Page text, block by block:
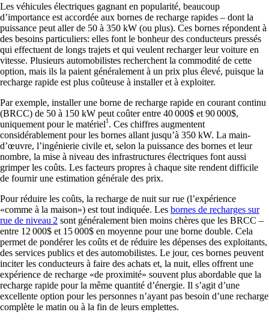
Les véhicules électriques gagnant en popularité, beaucoup
d’importance est accordée aux bornes de recharge rapides – dont la
puissance peut aller de 50 à 350 kW (ou plus). Ces bornes répondent à
des besoins particuliers: elles font le bonheur des conducteurs pressés
qui effectuent de longs trajets et qui veulent recharger leur voiture en
vitesse. Plusieurs automobilistes recherchent la commodité de cette
option, mais ils la paient généralement à un prix plus élevé, puisque la
recharge rapide est plus coûteuse à installer et à exploiter.
Par exemple, installer une borne de recharge rapide en courant continu
(BRCC) de 50 à 150 kW peut coûter entre 40 000$ et 90 000$,
uniquement pour le matériel1. Ces chiffres augmentent
considérablement pour les bornes allant jusqu’à 350 kW. La main-
d’œuvre, l’ingénierie civile et, selon la puissance des bornes et leur
nombre, la mise à niveau des infrastructures électriques font aussi
grimper les coûts. Les facteurs propres à chaque site rendent difficile
de fournir une estimation générale des prix.
Pour réduire les coûts, la recharge de nuit sur rue (l’expérience
«comme à la maison») est tout indiquée. Les bornes de recharges sur
rue de niveau 2 sont généralement bien moins chères que les BRCC –
entre 12 000$ et 15 000$ en moyenne pour une borne double. Cela
permet de pondérer les coûts et de réduire les dépenses des exploitants,
des services publics et des automobilistes. Le jour, ces bornes peuvent
inciter les conducteurs à faire des achats et, la nuit, elles offrent une
expérience de recharge «de proximité» souvent plus abordable que la
recharge rapide pour la même quantité d’énergie. Il s’agit d’une
excellente option pour les personnes n’ayant pas besoin d’une recharge
complète le matin ou à la fin de leurs emplettes.